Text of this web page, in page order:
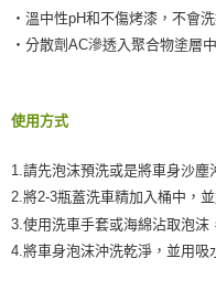
・溫中性pH和不傷烤漆，不會
・分散劑AC滲透入聚合物塗層
使用方式
1.請先泡沫預洗或是將車身沙塵
2.將2-3瓶蓋洗車精加入桶中，
3.使用洗車手套或海綿沾取泡沫
4.將車身泡沫沖洗乾淨，並用吸